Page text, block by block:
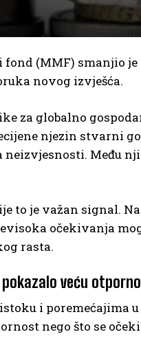
(MMF) smanjio
novog izvješća.
za globalno
njezin stvarni
Među
to je važan signal.
očekivanja
rasta.
veću
i poremećajima
nego što se